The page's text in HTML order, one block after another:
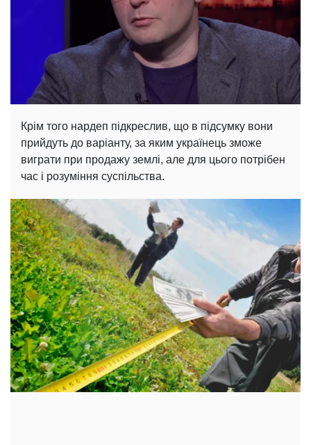
Крім того нардеп підкреслив, що в підсумку вони
прийдуть до варіанту, за яким українець зможе
виграти при продажу землі, але для цього потрібен
час і розуміння суспільства.